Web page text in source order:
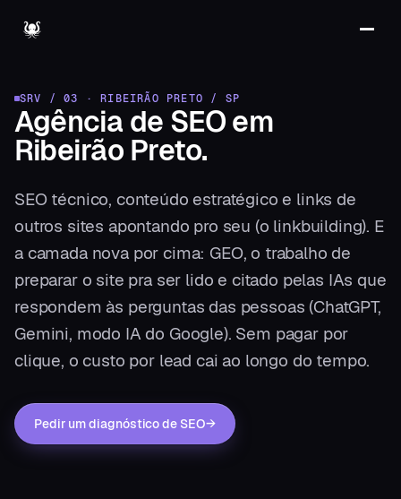
SRV / 03 ·RIBEIRÃO PRETO / SP
Agência de SEOem
Ribeirão Preto.
SEO técnico, conteúdo estratégico e links de
outros sites apontando pro seu (o linkbuilding). E
a camada nova por cima: GEO, o trabalho de
preparar o site pra ser lido e citado pelas IAs que
respondem às perguntas das pessoas (ChatGPT,
Gemini, modo IA do Google). Sem pagar por
clique, o custo por lead cai ao longo do tempo.
Pedir um diagnóstico de SEO→